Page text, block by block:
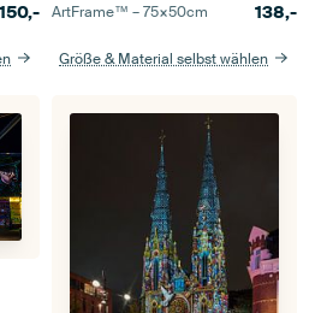
150,- ArtFrame™ –75×50cm 138,-
Größe & Material selbst wählen